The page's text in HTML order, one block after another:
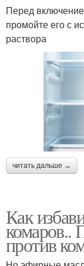
Перед
промойте его с
раствора
читать дальше →
Как
комаров..
против